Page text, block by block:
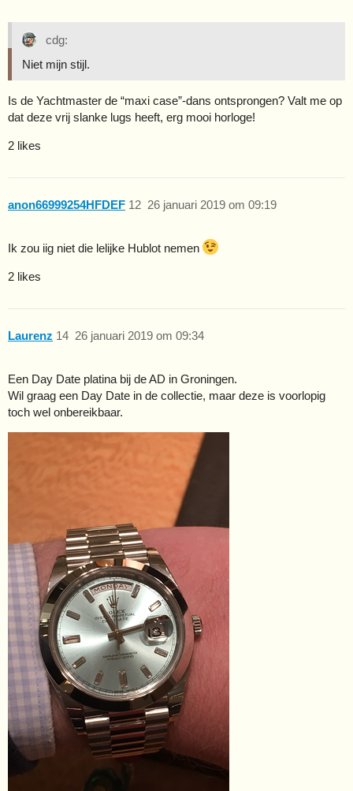
cdg:
Niet mijn stijl.
Is de Yachtmaster de “maxi case”-dans ontsprongen? Valt me op
dat deze vrij slanke lugs heeft, erg mooi horloge!
2 likes
anon66999254HFDEF 26 januari 2019 om 09:19
12
Ik zou iig niet die lelijke Hublot nemen
2 likes
Laurenz 26 januari 2019 om 09:34
14
Een Day Date platina bij de AD in Groningen.
Wil graag een Day Date in de collectie, maar deze is voorlopig
toch wel onbereikbaar.